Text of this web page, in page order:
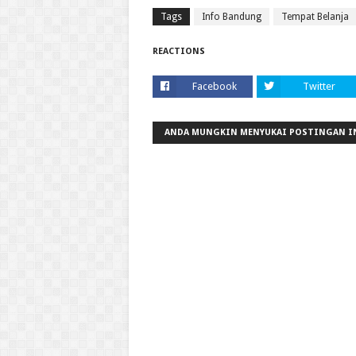
Tags Info Bandung Tempat Belanja
REACTIONS
Facebook Twitter
ANDA MUNGKIN MENYUKAI POSTINGAN